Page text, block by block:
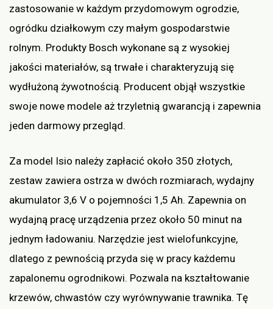
zastosowanie w każdym przydomowym ogrodzie,
ogródku działkowym czy małym gospodarstwie
rolnym. Produkty Bosch wykonane są z wysokiej
jakości materiałów, są trwałe i charakteryzują się
wydłużoną żywotnością. Producent objął wszystkie
swoje nowe modele aż trzyletnią gwarancją i zapewnia
jeden darmowy przegląd.
Za model Isio należy zapłacić około 350 złotych,
zestaw zawiera ostrza w dwóch rozmiarach, wydajny
akumulator 3,6 V o pojemności 1,5 Ah. Zapewnia on
wydajną pracę urządzenia przez około 50 minut na
jednym ładowaniu. Narzędzie jest wielofunkcyjne,
dlatego z pewnością przyda się w pracy każdemu
zapalonemu ogrodnikowi. Pozwala na kształtowanie
krzewów, chwastów czy wyrównywanie trawnika. Tę